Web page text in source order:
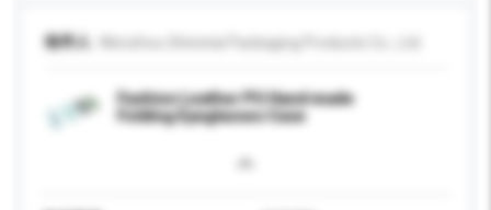
收件人
Fashion Leather PU Hand made
Folding Eyeglasses Case